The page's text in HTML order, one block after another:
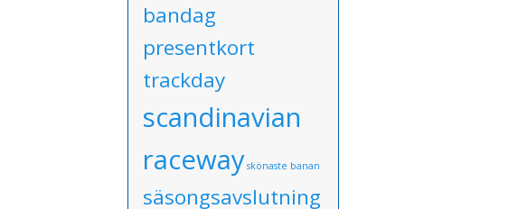
bandag
presentkort
trackday
scandinavian
racewayskönaste banan
säsongsavslutning